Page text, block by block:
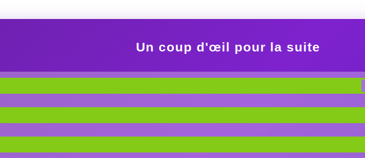
Un coup d'œil pour la suite